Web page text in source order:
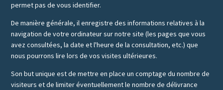
permet pas de vous identifier.
De manière générale, il enregistre des informations relatives à la
navigation de votre ordinateur sur notre site (les pages que vous
avez consultées, la date et l'heure de la consultation, etc.) que
nous pourrons lire lors de vos visites ultérieures.
Son but unique est de mettre en place un comptage du nombre de
visiteurs et de limiter éventuellement le nombre de délivrance